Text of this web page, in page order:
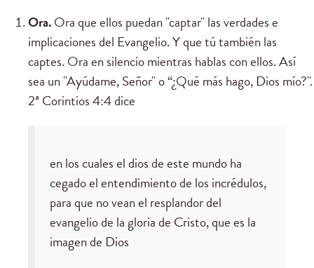
Ora.Ora que ellos puedan "captar" las verdades e
implicaciones del Evangelio. Y que tú también las
captes. Ora en silencio mientras hablas con ellos. Así
sea un "Ayúdame, Señor" o “¿Qué más hago, Dios mío?".
2ª Corintios 4:4 dice
en los cuales el dios de este mundo ha
cegado el entendimiento de los incrédulos,
para que no vean el resplandor del
evangelio de la gloria de Cristo, que es la
imagen de Dios